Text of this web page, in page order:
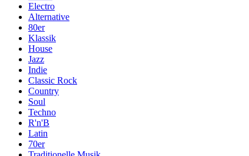
Electro
Alternative
80er
Klassik
House
Jazz
Indie
Classic Rock
Country
Soul
Techno
R'n'B
Latin
70er